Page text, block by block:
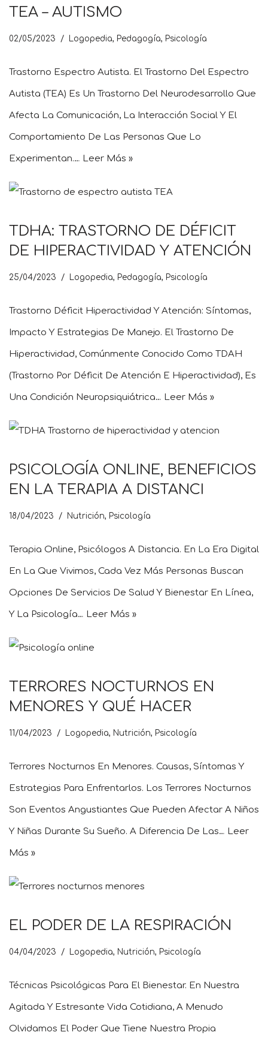
TEA – AUTISMO
02/05/2023 Logopedia, Pedagogía, Psicología
Trastorno Espectro Autista. El Trastorno Del Espectro
Autista (TEA) Es Un Trastorno Del Neurodesarrollo Que
Afecta La Comunicación, La Interacción Social Y El
Comportamiento De Las Personas Que Lo
Experimentan.… Leer Más »
TDHA: TRASTORNO DE DÉFICIT
DE HIPERACTIVIDAD Y ATENCIÓN
25/04/2023 Logopedia, Pedagogía, Psicología
Trastorno Déficit Hiperactividad Y Atención: Síntomas,
Impacto Y Estrategias De Manejo. El Trastorno De
Hiperactividad, Comúnmente Conocido Como TDAH
(Trastorno Por Déficit De Atención E Hiperactividad), Es
Una Condición Neuropsiquiátrica… Leer Más »
PSICOLOGÍA ONLINE, BENEFICIOS
EN LA TERAPIA A DISTANCI
18/04/2023 Nutrición, Psicología
Terapia Online, Psicólogos A Distancia. En La Era Digital
En La Que Vivimos, Cada Vez Más Personas Buscan
Opciones De Servicios De Salud Y Bienestar En Línea,
Y La Psicología… Leer Más »
TERRORES NOCTURNOS EN
MENORES Y QUÉ HACER
11/04/2023 Logopedia, Nutrición, Psicología
Terrores Nocturnos En Menores. Causas, Síntomas Y
Estrategias Para Enfrentarlos. Los Terrores Nocturnos
Son Eventos Angustiantes Que Pueden Afectar A Niños
Y Niñas Durante Su Sueño. A Diferencia De Las… Leer
Más »
EL PODER DE LA RESPIRACIÓN
04/04/2023 Logopedia, Nutrición, Psicología
Técnicas Psicológicas Para El Bienestar. En Nuestra
Agitada Y Estresante Vida Cotidiana, A Menudo
Olvidamos El Poder Que Tiene Nuestra Propia